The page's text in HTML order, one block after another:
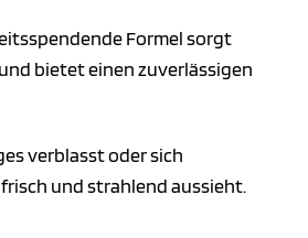
Formel sorgt
bietet einen zuverlässigen
verblasst oder sich
frisch und strahlend aussieht.